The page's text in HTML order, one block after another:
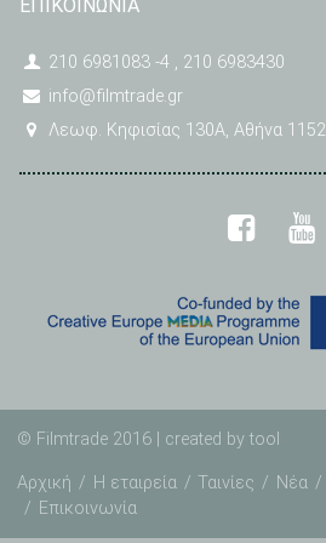
ΕΠΙΚΟΙΝΩΝΙΑ
210 6981083 -4 , 210 6983430
info@filmtrade.gr
Λεωφ. Κηφισίας 130A, Αθήνα
© Filmtrade 2016 | created bytool
Αρχική Η εταιρεία Ταινίες Νέα
Επικοινωνία